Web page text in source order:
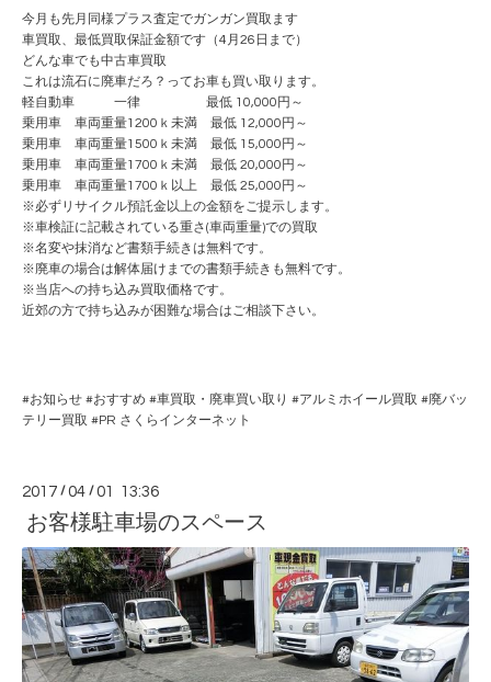
今月も先月同様プラス査定でガンガン買取ます
車買取、最低買取保証金額です（4月26日まで）
どんな車でも中古車買取
これは流石に廃車だろ？ってお車も買い取ります。
軽自動車 一律 最低 10,000円～
乗用車 車両重量1200ｋ未満 最低 12,000円～
乗用車 車両重量1500ｋ未満 最低 15,000円～
乗用車 車両重量1700ｋ未満 最低 20,000円～
乗用車 車両重量1700ｋ以上 最低 25,000円～
※必ずリサイクル預託金以上の金額をご提示します。
※車検証に記載されている重さ(車両重量)での買取
※名変や抹消など書類手続きは無料です。
※廃車の場合は解体届けまでの書類手続きも無料です。
※当店への持ち込み買取価格です。
近郊の方で持ち込みが困難な場合はご相談下さい。
#お知らせ #おすすめ #車買取・廃車買い取り #アルミホイール買取 #廃バッ
テリー買取 #PR さくらインターネット
2017 /04 /01 13:36
お客様駐車場のスペース